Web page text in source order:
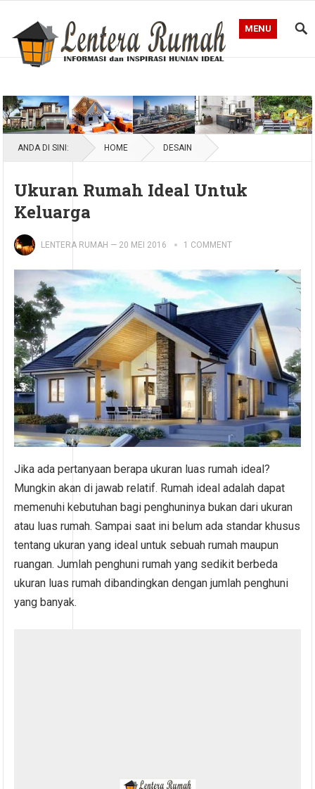
MENU
ANDA DI SINI: HOME DESAIN
Ukuran Rumah Ideal Untuk
Keluarga
LENTERA RUMAH — 20 MEI 2016 1 COMMENT
Jika ada pertanyaan berapa ukuran luas rumah ideal?
Mungkin akan di jawab relatif. Rumah ideal adalah dapat
memenuhi kebutuhan bagi penghuninya bukan dari ukuran
atau luas rumah. Sampai saat ini belum ada standar khusus
tentang ukuran yang ideal untuk sebuah rumah maupun
ruangan. Jumlah penghuni rumah yang sedikit berbeda
ukuran luas rumah dibandingkan dengan jumlah penghuni
yang banyak.